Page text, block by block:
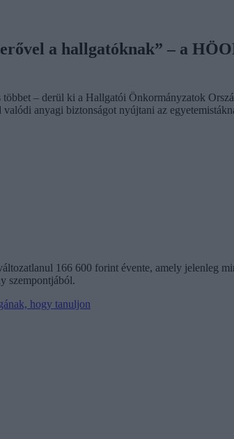
a hallgatóknak” – a
– derül ki a Hallgatói Önkormányzatok
anyagi biztonságot nyújtani az
166 600 forint évente, amely jelenleg
szempontjából.
hogy tanuljon